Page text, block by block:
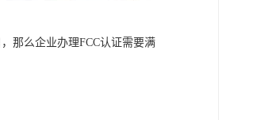
那么企业办理FCC认证需要满